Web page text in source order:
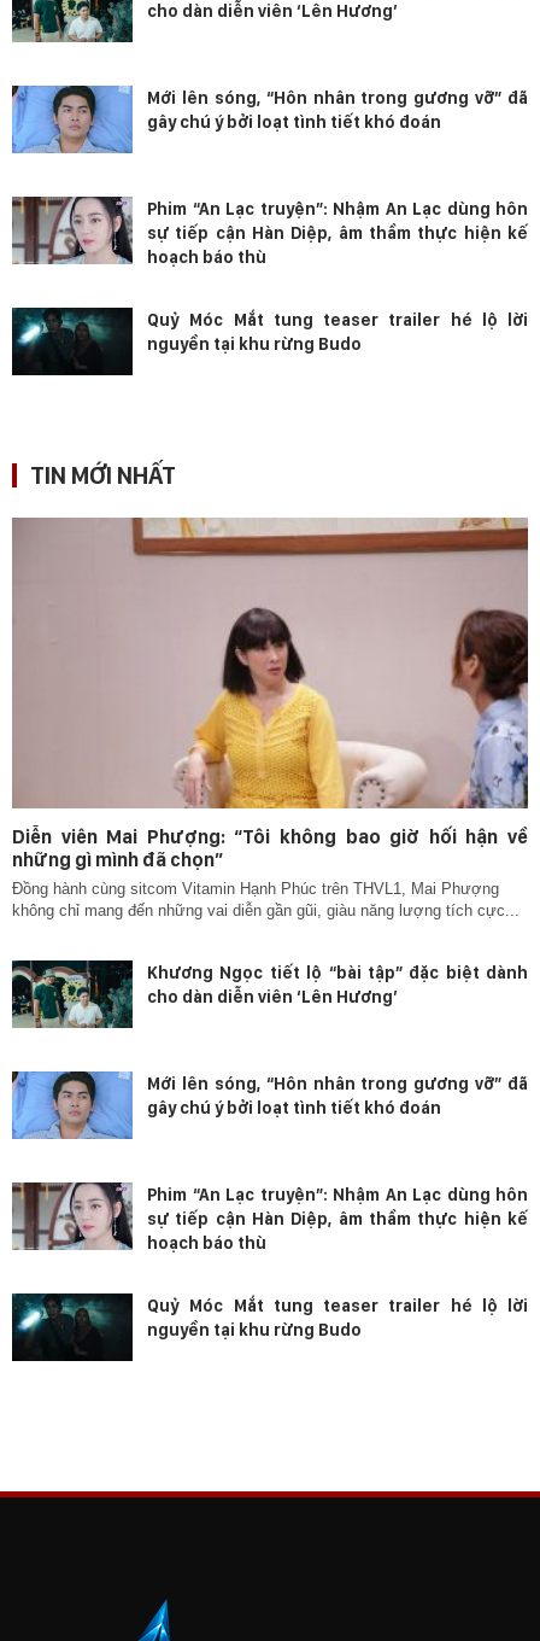
cho dàn diễn viên ‘Lên Hương’
Mới lên sóng, “Hôn nhân trong gương vỡ” đã
gây chú ý bởi loạt tình tiết khó đoán
Phim “An Lạc truyện”: Nhậm An Lạc dùng hôn
sự tiếp cận Hàn Diệp, âm thầm thực hiện kế
hoạch báo thù
Quỷ Móc Mắt tung teaser trailer hé lộ lời
nguyền tại khu rừng Budo
TIN MỚI NHẤT
Diễn viên Mai Phượng: “Tôi không bao giờ hối hận về
những gì mình đã chọn”
Đồng hành cùng sitcom Vitamin Hạnh Phúc trên THVL1, Mai Phượng
không chỉ mang đến những vai diễn gần gũi, giàu năng lượng tích cực...
Khương Ngọc tiết lộ “bài tập” đặc biệt dành
cho dàn diễn viên ‘Lên Hương’
Mới lên sóng, “Hôn nhân trong gương vỡ” đã
gây chú ý bởi loạt tình tiết khó đoán
Phim “An Lạc truyện”: Nhậm An Lạc dùng hôn
sự tiếp cận Hàn Diệp, âm thầm thực hiện kế
hoạch báo thù
Quỷ Móc Mắt tung teaser trailer hé lộ lời
nguyền tại khu rừng Budo